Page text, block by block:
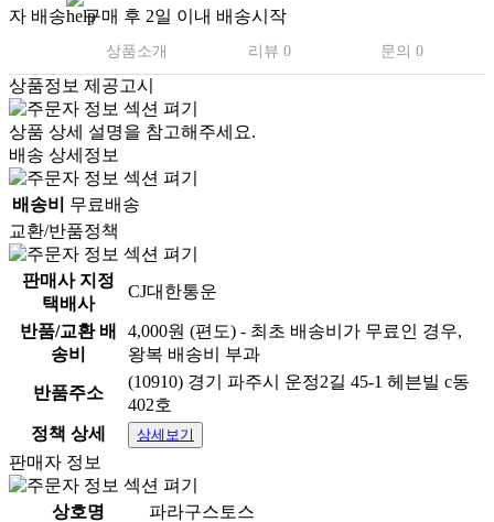
자 배송 구매 후 2일 이내 배송시작
상품소개 리뷰 0 문의 0
상품 정보고시
항목
1.식품등의표시·광고
에관한법률에 따른 표
시사항
상품정보 제공고시
상품 상세 설명을 참고해주세요.
배송 상세정보
배송비
무료배송
교환/반품정책
판매사 지정
택배사
CJ대한통운
반품/교환 배
송비
4,000원 (편도) - 최초 배송비가 무료인 경우,
왕복 배송비 부과
반품주소
(10910) 경기 파주시 운정2길 45-1 헤븐빌 c동
402호
정책 상세
상세보기
판매자 정보
상호명
파라구스토스